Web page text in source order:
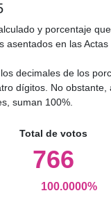
y porcentaje
asentados en las Actas
decimales de los
dígitos. No obstante,
suman 100%.
Total de votos
766
100.0000%